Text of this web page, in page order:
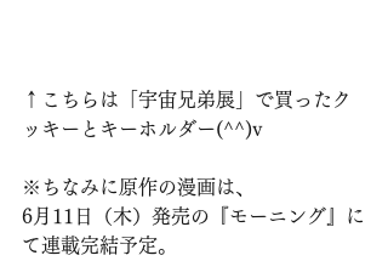
↑こちらは「宇宙兄弟展」で買ったク
ッキーとキーホルダー(^^)v
※ちなみに原作の漫画は、
6月11日（木）発売の『モーニング』に
て連載完結予定。